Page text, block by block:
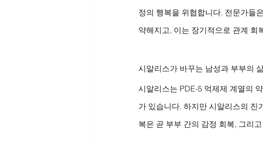
정의 행복을 위협합니다. 전문가들
약해지고, 이는 장기적으로 관계 회
시알리스가 바꾸는 남성과 부부의
시알리스는 PDE-5 억제제 계열의
가 있습니다. 하지만 시알리스의 진
복은 곧 부부 간의 감정 회복, 그리